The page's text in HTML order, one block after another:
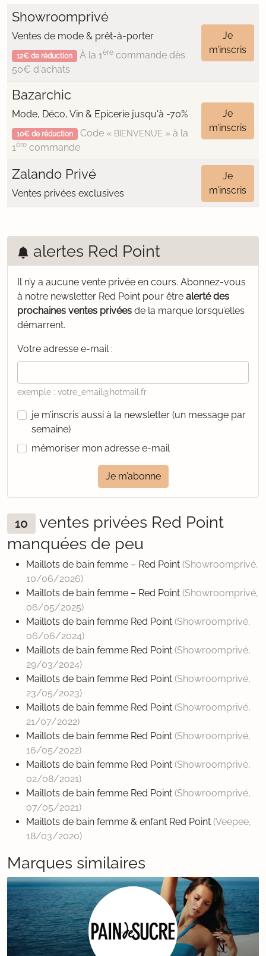
Showroomprivé
Ventes de mode & prêt-à-porter
12€ de réduction À la 1èrecommande dès
50€ d'achats
Je
m’inscris
Bazarchic
Mode, Déco, Vin & Epicerie jusqu'à -70%
10€ de réduction Code « BIENVENUE » à la
1ère commande
Je
m’inscris
Zalando Privé
Ventes privées exclusives
Je
m’inscris
alertes Red Point
Il n’y a aucune vente privée en cours. Abonnez-vous
à notre newsletter Red Point pour être alerté des
prochaines ventes privées de la marque lorsqu’elles
démarrent.
Votre adresse e-mail :
exemple : votre_email@hotmail.fr
je m’inscris aussi à la newsletter (un message par
semaine)
mémoriser mon adresse e-mail
Je m’abonne
10
ventes privées Red Point
manquées de peu
Maillots de bain femme – Red Point (Showroomprivé,
10/06/2026)
Maillots de bain femme – Red Point (Showroomprivé,
06/05/2025)
Maillots de bain femme Red Point (Showroomprivé,
06/06/2024)
Maillots de bain femme Red Point (Showroomprivé,
29/03/2024)
Maillots de bain femme Red Point (Showroomprivé,
23/05/2023)
Maillots de bain femme Red Point (Showroomprivé,
21/07/2022)
Maillots de bain femme Red Point (Showroomprivé,
16/05/2022)
Maillots de bain femme Red Point (Showroomprivé,
02/08/2021)
Maillots de bain femme Red Point (Showroomprivé,
07/05/2021)
Maillots de bain femme & enfant Red Point (Veepee,
18/03/2020)
Marques similaires